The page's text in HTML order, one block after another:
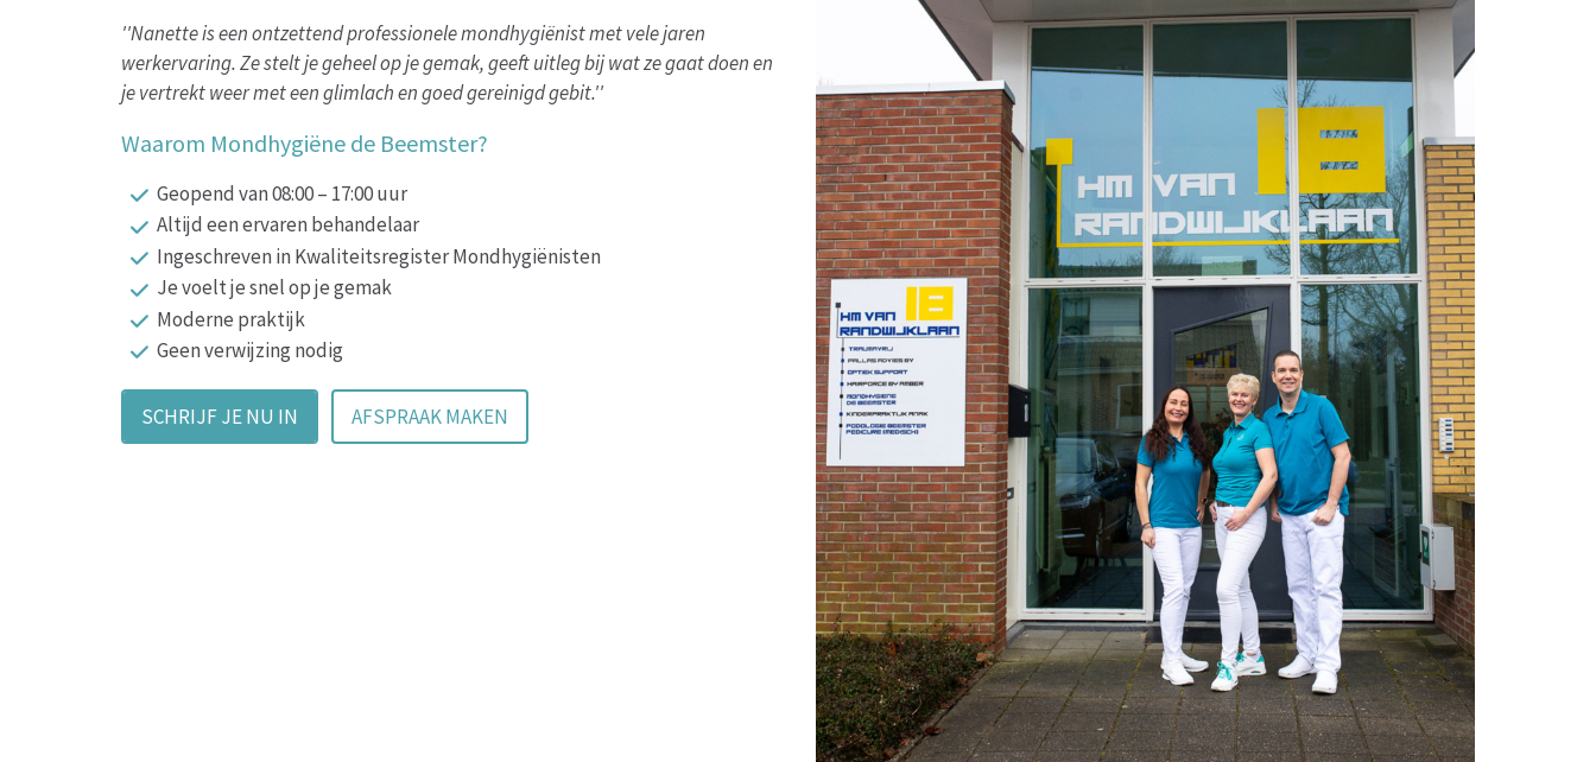
''Nanette is een ontzettend professionele mondhygiënist met vele jaren
werkervaring. Ze stelt je geheel op je gemak, geeft uitleg bij wat ze gaat doen en
je vertrekt weer met een glimlach en goed gereinigd gebit.''
Waarom Mondhygiëne de Beemster?
Geopend van 08:00 – 17:00 uur
Altijd een ervaren behandelaar
Ingeschreven in Kwaliteitsregister Mondhygiënisten
Je voelt je snel op je gemak
Moderne praktijk
Geen verwijzing nodig
SCHRIJF JE NU IN AFSPRAAK MAKEN